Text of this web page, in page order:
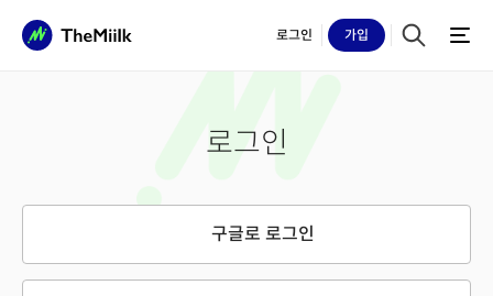
로그인 가입
로그인
구글로 로그인